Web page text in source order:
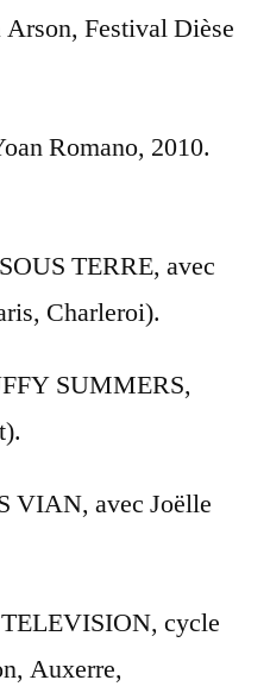
Festival Dièse
Romano, 2010.
TERRE, avec
Charleroi).
SUMMERS,
VIAN, avec Joëlle
cycle
Auxerre,